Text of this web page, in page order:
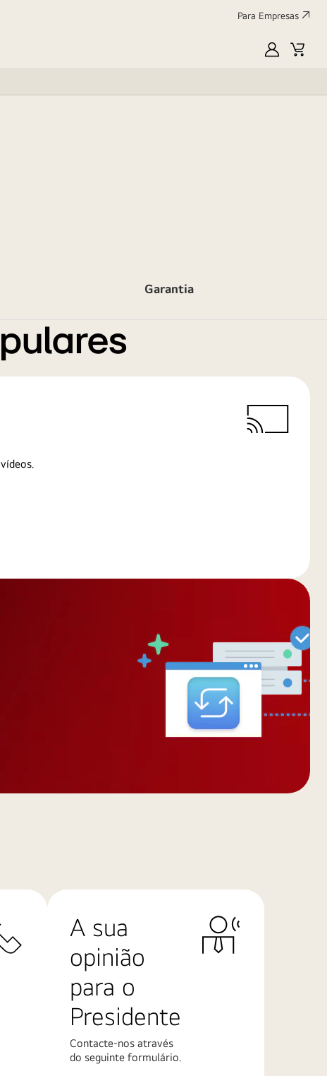
Para Empresas
MyLGCart
Garantia
A sua
opinião
para o
Presidente
Contacte-nos através
do seguinte formulário.